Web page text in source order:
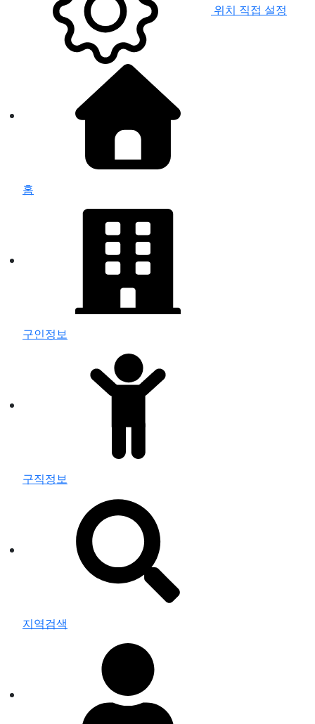
위치 직접 설정
홈
구인정보
구직정보
지역검색